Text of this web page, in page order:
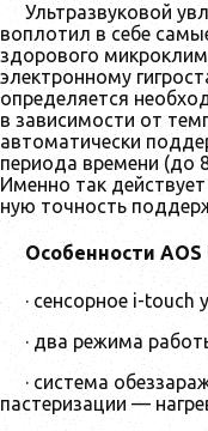
Ультразвуковой
воплотил в себе
здорового
электронному
определяется
в зависимости от
автоматически
периода времени (до
Именно так
ную точность
Особенности AOS
· сенсорное i-touch
· два режима
· система
пастеризации —